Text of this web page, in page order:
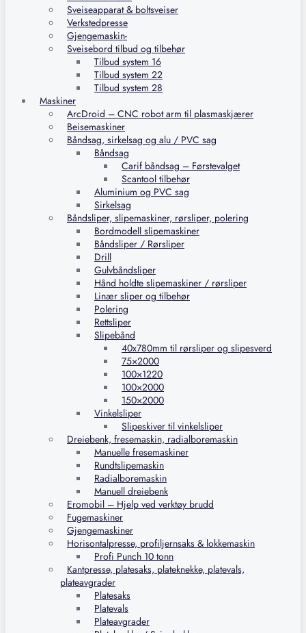
Sveiseapparat & boltsveiser
Verkstedpresse
Gjengemaskin-
Sveisebord tilbud og tilbehør
Tilbud system 16
Tilbud system 22
Tilbud system 28
Maskiner
ArcDroid – CNC robot arm til plasmaskjærer
Beisemaskiner
Båndsag, sirkelsag og alu / PVC sag
Båndsag
Carif båndsag – Førstevalget
Scantool tilbehør
Aluminium og PVC sag
Sirkelsag
Båndsliper, slipemaskiner, rørsliper, polering
Bordmodell slipemaskiner
Båndsliper / Rørsliper
Drill
Gulvbåndsliper
Hånd holdte slipemaskiner / rørsliper
Linær sliper og tilbehør
Polering
Rettsliper
Slipebånd
40x780mm til rørsliper og slipesverd
75×2000
100×1220
100×2000
150×2000
Vinkelsliper
Slipeskiver til vinkelsliper
Dreiebenk, fresemaskin, radialboremaskin
Manuelle fresemaskiner
Rundtslipemaskin
Radialboremaskin
Manuell dreiebenk
Eromobil – Hjelp ved verktøy brudd
Fugemaskiner
Gjengemaskiner
Horisontalpresse, profiljernsaks & lokkemaskin
Profi Punch 10 tonn
Kantpresse, platesaks, plateknekke, platevals,
plateavgrader
Platesaks
Platevals
Plateavgrader